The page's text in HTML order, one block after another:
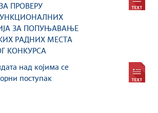
ПРОВЕРУ
ЗА ПОПУЊАВАЊЕ
РАДНИХ МЕСТА
КОНКУРСА
над којима се
поступак